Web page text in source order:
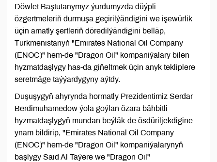
Döwlet Baştutanymyz ýurdumyzda düýpli
özgertmeleriň durmuşa geçirilýändigini we işewürlik
üçin amatly şertleriň döredilýändigini belläp,
Türkmenistanyň "Emirates National Oil Company
(ENOC)" hem-de "Dragon Oil" kompaniýalary bilen
hyzmatdaşlygy has-da giňeltmek üçin anyk tekliplere
seretmäge taýýardygyny aýtdy.
Duşuşygyň ahyrynda hormatly Prezidentimiz Serdar
Berdimuhamedow ýola goýlan özara bähbitli
hyzmatdaşlygyň mundan beýläk-de ösdüriljekdigine
ynam bildirip, "Emirates National Oil Company
(ENOC)" hem-de "Dragon Oil" kompaniýalarynyň
başlygy Said Al Taýere we "Dragon Oil"